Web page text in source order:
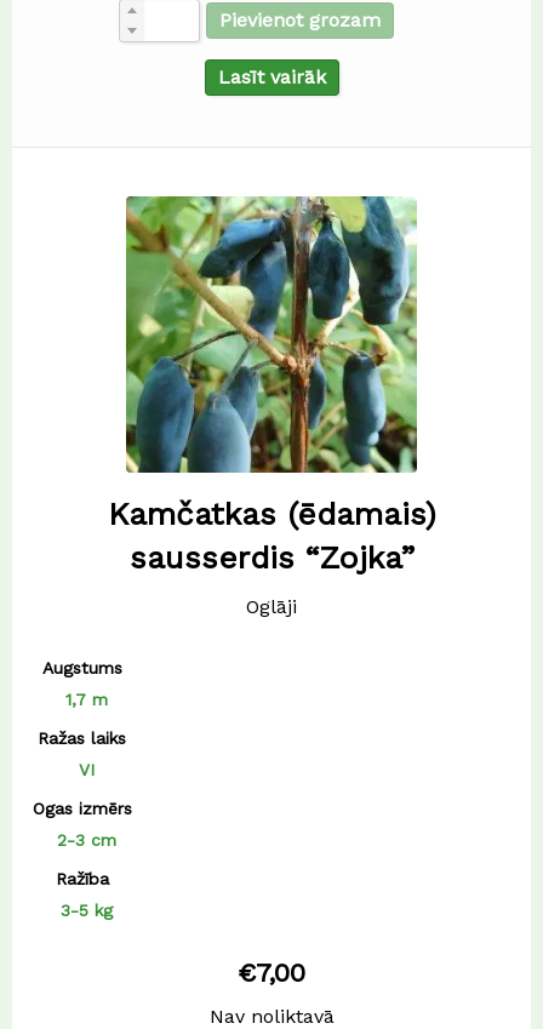
Pievienot grozam
Lasīt vairāk
Kamčatkas (ēdamais)
sausserdis “Zojka”
Oglāji
Augstums
1,7 m
Ražas laiks
VI
Ogas izmērs
2-3 cm
Ražība
3-5 kg
€7,00
Nav noliktavā